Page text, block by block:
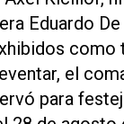
Eduardo
como
el
para